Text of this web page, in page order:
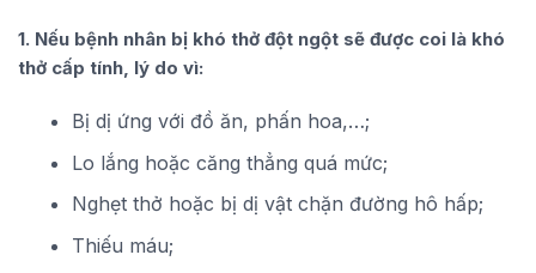
1. Nếu bệnh nhân bị khó thở đột ngột sẽ được coi là khó
thở cấp tính, lý do vì:
Bị dị ứng với đồ ăn, phấn hoa,…;
Lo lắng hoặc căng thẳng quá mức;
Nghẹt thở hoặc bị dị vật chặn đường hô hấp;
Thiếu máu;